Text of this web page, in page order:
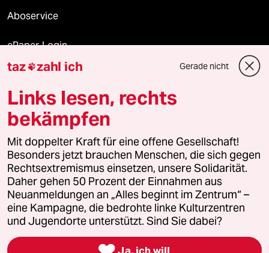
Aboservice
ePaper Login
Downloads für Abonnierende
© 2026 taz Verlags und Vertriebs GmbH
Alle Rechte vorbehalten. Bei rechtlichen Fragen oder für Genehmigungen
wenden Sie sich bitte an
lizenzen@taz.de
Feedback Redaktionsstatut Kommune-Richtlinien
Leitlinie Informant Datenschutz Impressum AGB
Seitenwende Einwilligungen widerrufen (Ads)
taz zahl ich Gerade nicht
Links lesen, rechts
bekämpfen
Mit doppelter Kraft für eine offene Gesellschaft!
Besonders jetzt brauchen Menschen, die sich gegen
Rechtsextremismus einsetzen, unsere Solidarität.
Daher gehen 50 Prozent der Einnahmen aus
Neuanmeldungen an „Alles beginnt im Zentrum“ –
eine Kampagne, die bedrohte linke Kulturzentren
und Jugendorte unterstützt. Sind Sie dabei?
Ja, ich will